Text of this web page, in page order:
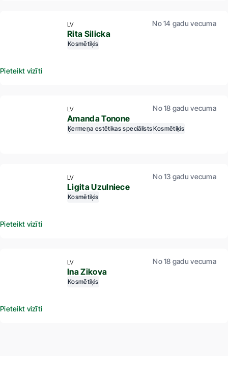
LV No 14 gadu vecuma
Rita Silicka
Kosmētiķis
Pieteikt vizīti
LV No 18 gadu vecuma
Amanda Tonone
Ķermeņa estētikas speciālistsKosmētiķis
LV No 13 gadu vecuma
Ligita Uzulniece
Kosmētiķis
Pieteikt vizīti
LV No 18 gadu vecuma
Ina Zikova
Kosmētiķis
Pieteikt vizīti